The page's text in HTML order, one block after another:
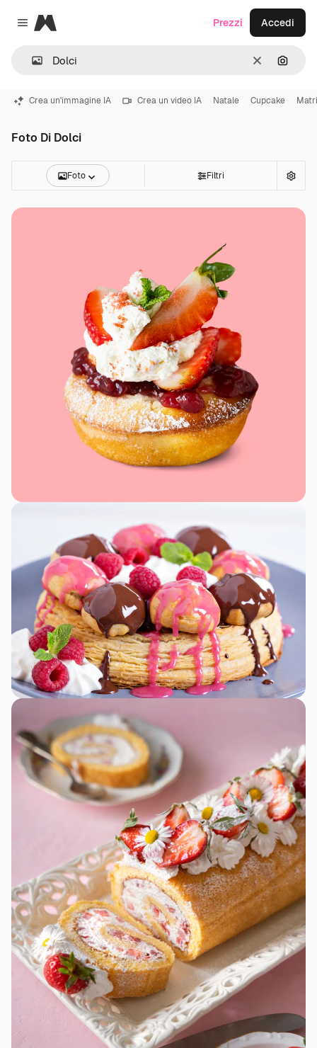
Close menu
Magnific
CancellaCerca
Prezzi Accedi
Crea un'immagine IA Crea un video IA Natale Cupcake
Foto Di Dolci
Foto Filtri